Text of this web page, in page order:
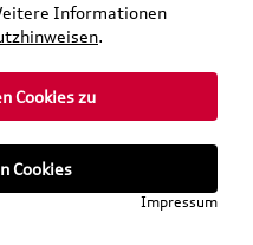
Informationen
.
Cookies zu
Cookies
Impressum